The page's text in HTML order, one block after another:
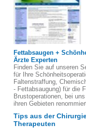
Fettabsaugen +
Ärzte Experten
Finden Sie auf unseren
für Ihre
Faltenstraffung,
- Fettabsaugung) für die
Brustoperationen, bei
ihren Gebieten
Tips aus der
Therapeuten